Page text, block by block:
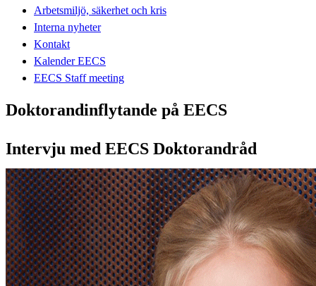
Arbetsmiljö, säkerhet och kris
Interna nyheter
Kontakt
Kalender EECS
EECS Staff meeting
Doktorandinflytande på EECS
Intervju med EECS Doktorandråd